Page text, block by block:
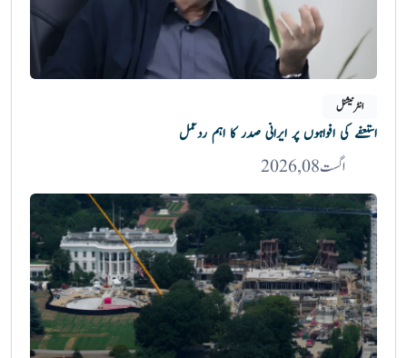
انٹرنیشنل
استعفے کی افواہوں پر ایرانی صدر کا اہم ردعمل
اگست 08, 2026